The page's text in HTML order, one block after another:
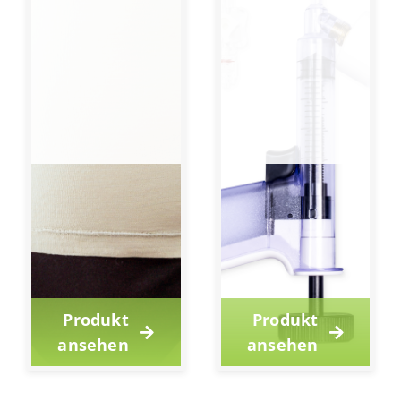
Produkt
ansehen
Produkt
ansehen